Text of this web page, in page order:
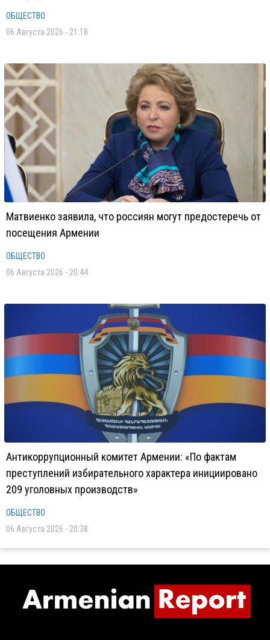
ОБЩЕСТВО
06 Августа 2026 - 21:18
Матвиенко заявила, что россиян могут предостеречь от
посещения Армении
ОБЩЕСТВО
06 Августа 2026 - 20:44
Антикоррупционный комитет Армении: «По фактам
преступлений избирательного характера инициировано
209 уголовных производств»
ОБЩЕСТВО
06 Августа 2026 - 20:38